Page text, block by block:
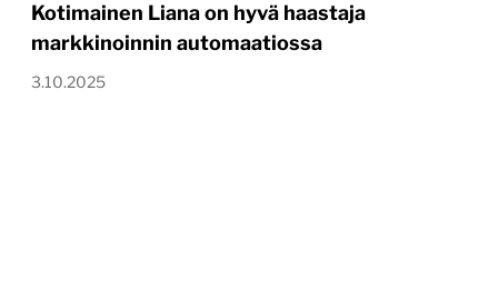
Kotimainen Liana on hyvä haastaja
markkinoinnin automaatiossa
3.10.2025